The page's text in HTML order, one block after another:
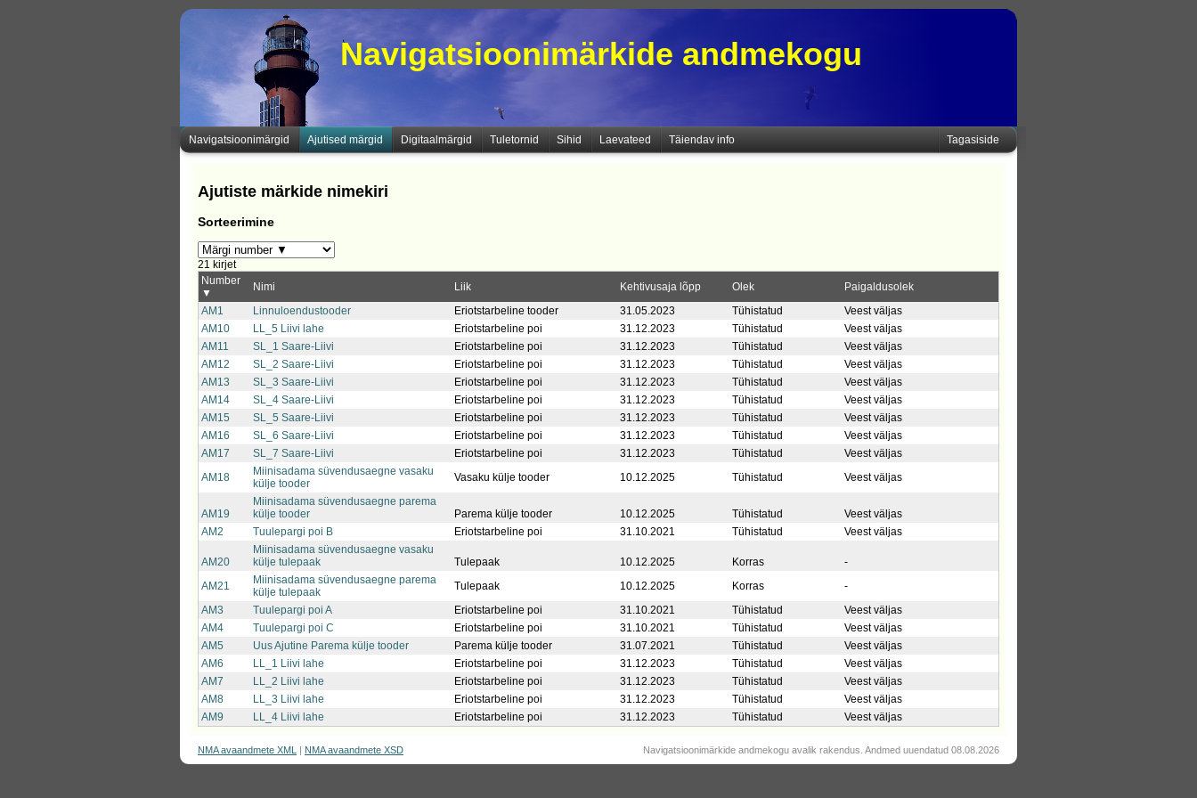
Navigatsioonimärkide andmekogu
Navigatsioonimärgid Ajutised märgid Digitaalmärgid Tuletornid Sihid Laevateed Täiendav info Tagasiside
Ajutiste märkide nimekiri
Sorteerimine
21 kirjet
Number
▼
Nimi Liik Kehtivusaja lõpp Olek
Paigaldusolek
AM1
Linnuloendustooder Eriotstarbeline tooder 31.05.2023 Tühistatud
Veest väljas
AM10
LL_5 Liivi lahe Eriotstarbeline poi 31.12.2023 Tühistatud
Veest väljas
AM11
SL_1 Saare-Liivi Eriotstarbeline poi 31.12.2023 Tühistatud
Veest väljas
AM12
SL_2 Saare-Liivi Eriotstarbeline poi 31.12.2023 Tühistatud
Veest väljas
AM13
SL_3 Saare-Liivi Eriotstarbeline poi 31.12.2023 Tühistatud
Veest väljas
AM14
SL_4 Saare-Liivi Eriotstarbeline poi 31.12.2023 Tühistatud
Veest väljas
AM15
SL_5 Saare-Liivi Eriotstarbeline poi 31.12.2023 Tühistatud
Veest väljas
AM16
SL_6 Saare-Liivi Eriotstarbeline poi 31.12.2023 Tühistatud
Veest väljas
AM17
SL_7 Saare-Liivi Eriotstarbeline poi 31.12.2023 Tühistatud
Veest väljas
AM18
Miinisadama süvendusaegne vasaku
külje tooder
Vasaku külje tooder 10.12.2025 Tühistatud Veest väljas
AM19
Miinisadama süvendusaegne parema
külje tooder
Parema külje tooder 10.12.2025 Tühistatud
Veest väljas
AM2
Tuulepargi poi B Eriotstarbeline poi 31.10.2021 Tühistatud Veest väljas
AM20
Miinisadama süvendusaegne vasaku
külje tulepaak
Tulepaak 10.12.2025 Korras
-
AM21
Miinisadama süvendusaegne parema
külje tulepaak
Tulepaak 10.12.2025 Korras
-
AM3
Tuulepargi poi A Eriotstarbeline poi 31.10.2021 Tühistatud
Veest väljas
AM4
Tuulepargi poi C Eriotstarbeline poi 31.10.2021 Tühistatud
Veest väljas
AM5
Uus Ajutine Parema külje tooder Parema külje tooder 31.07.2021 Tühistatud
Veest väljas
AM6
LL_1 Liivi lahe Eriotstarbeline poi 31.12.2023 Tühistatud
Veest väljas
AM7
LL_2 Liivi lahe Eriotstarbeline poi 31.12.2023 Tühistatud
Veest väljas
AM8
LL_3 Liivi lahe Eriotstarbeline poi 31.12.2023 Tühistatud
Veest väljas
AM9
LL_4 Liivi lahe Eriotstarbeline poi 31.12.2023 Tühistatud Veest väljas
NMA avaandmete XML | NMA avaandmete XSD Navigatsioonimärkide andmekogu avalik rakendus. Andmed uuendatud 08.08.2026